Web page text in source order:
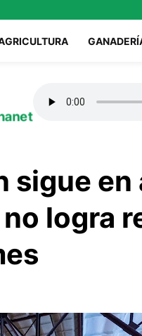
sigue en
logra